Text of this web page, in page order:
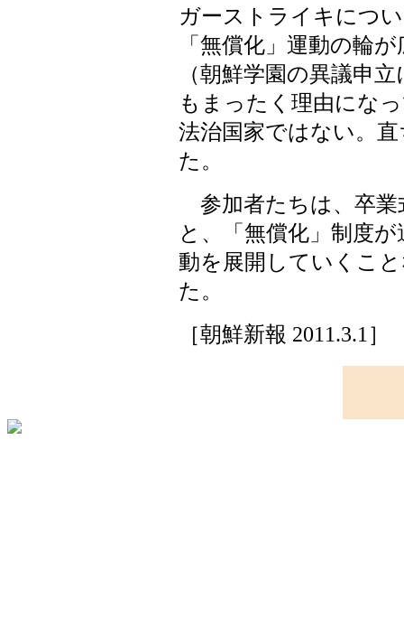
ガーストライキにつ
「無償化」運動の輪
（朝鮮学園の異議申
もまったく理由にな
法治国家ではない。
た。
参加者たちは、卒
と、「無償化」制度
動を展開していくこ
た。
［朝鮮新報 2011.3.1］